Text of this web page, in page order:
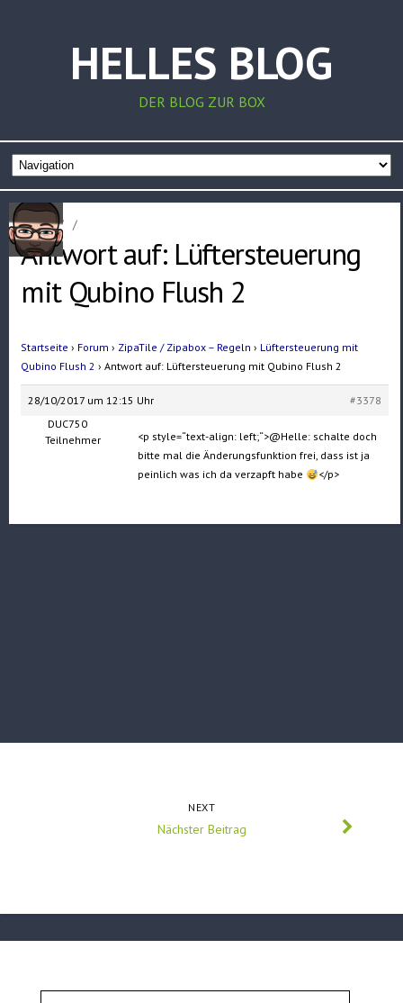
HELLES BLOG
DER BLOG ZUR BOX
Home / /
Antwort auf: Lüftersteuerung
mit Qubino Flush 2
Startseite › Forum › ZipaTile / Zipabox – Regeln › Lüftersteuerung mit
Qubino Flush 2 › Antwort auf: Lüftersteuerung mit Qubino Flush 2
28/10/2017 um 12:15 Uhr
#3378
DUC750
Teilnehmer
<p style=“text-align: left;“>@Helle: schalte doch
bitte mal die Änderungsfunktion frei, dass ist ja
peinlich was ich da verzapft habe
</p>
NEXT
Nächster Beitrag
nach: